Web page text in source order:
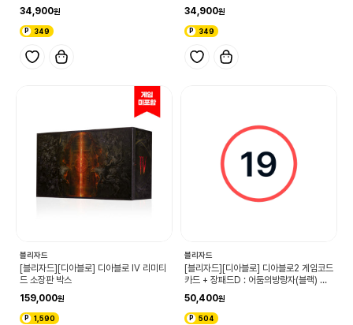
34,900
349
34,900
349
블리자드
[블리자드][디아블로] 디아블로 IV 리미티
드 소장판 박스
159,000
1,590
블리자드
[블리자드][디아블로] 디아블로2 게임코드
카드 + 장패드D : 어둠의방랑자(블랙) 패
키지
50,400
504